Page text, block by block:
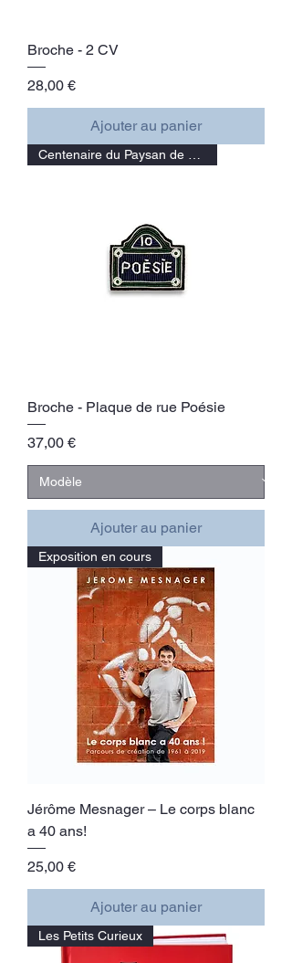
Broche - 2 CV
Prix
28,00 €
Ajouter au panier
Broche - Plaque de rue Poésie
Prix
37,00 €
Ajouter au panier
Exposition en cours
Jérôme Mesnager – Le corps blanc
a 40 ans!
Prix
25,00 €
Ajouter au panier
Les Petits Curieux